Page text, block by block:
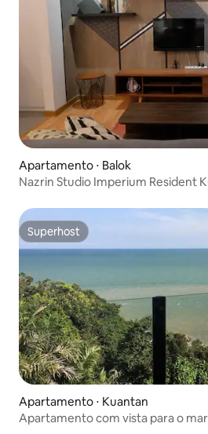
Apartamento ⋅ Balok
Nazrin Studio Imperium Resident
Superhost
Superhost
Apartamento ⋅ Kuantan
Apartamento com vista para o mar